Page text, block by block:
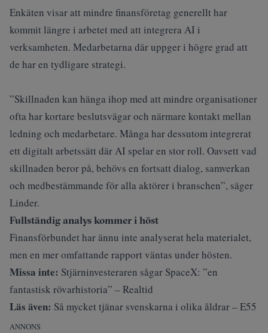
Enkäten visar att mindre finansföretag generellt har
kommit längre i arbetet med att integrera AI i
verksamheten. Medarbetarna där uppger i högre grad att
de har en tydligare strategi.
”Skillnaden kan hänga ihop med att mindre organisationer
ofta har kortare beslutsvägar och närmare kontakt mellan
ledning och medarbetare. Många har dessutom integrerat
ett digitalt arbetssätt där AI spelar en stor roll. Oavsett vad
skillnaden beror på, behövs en fortsatt dialog, samverkan
och medbestämmande för alla aktörer i branschen”, säger
Linder.
Fullständig analys kommer i höst
Finansförbundet har ännu inte analyserat hela materialet,
men en mer omfattande rapport väntas under hösten.
Missa inte: Stjärninvesteraren sågar SpaceX: ”en
fantastisk rövarhistoria” – Realtid
Läs även: Så mycket tjänar svenskarna i olika åldrar – E55
ANNONS